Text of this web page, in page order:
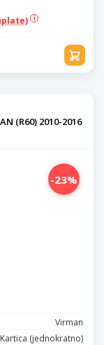
(R60) 2010-2016
-23%
Virman
Kartica (jednokratno)